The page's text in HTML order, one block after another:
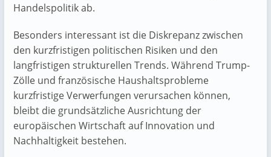
Handelspolitik ab.
Besonders interessant ist die Diskrepanz zwischen
den kurzfristigen politischen Risiken und den
langfristigen strukturellen Trends. Während Trump-
Zölle und französische Haushaltsprobleme
kurzfristige Verwerfungen verursachen können,
bleibt die grundsätzliche Ausrichtung der
europäischen Wirtschaft auf Innovation und
Nachhaltigkeit bestehen.